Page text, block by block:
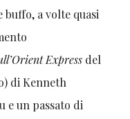
a volte quasi
Expressdel
di Kenneth
e un passato di